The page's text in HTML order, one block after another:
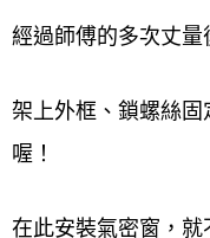
經過師傅的多次丈量
架上外框、鎖螺絲
喔！
在此安裝氣密窗，就